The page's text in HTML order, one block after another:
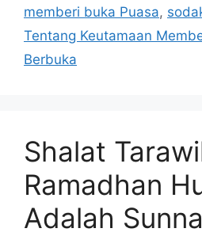
memberi buka Puasa,
Tentang Keutamaan
Berbuka
Shalat
Ramadhan
Adalah